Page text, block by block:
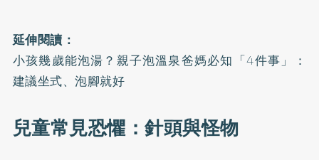
延伸閱讀：
小孩幾歲能泡湯？親子泡溫泉爸媽必知「4件事」：
建議坐式、泡腳就好
兒童常見恐懼：針頭與怪物